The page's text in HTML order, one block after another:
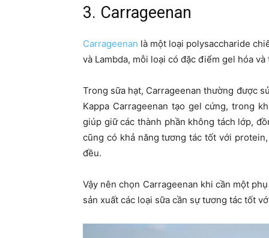
3. Carrageenan
Carrageenan là một loại polysaccharide
và Lambda, mỗi loại có đặc điểm gel hóa
Trong sữa hạt, Carrageenan thường được
Kappa Carrageenan tạo gel cứng, trong
giúp giữ các thành phần không tách lớp,
cũng có khả năng tương tác tốt với
đều.
Vậy nên chọn Carrageenan khi cần một
sản xuất các loại sữa cần sự tương tác tốt